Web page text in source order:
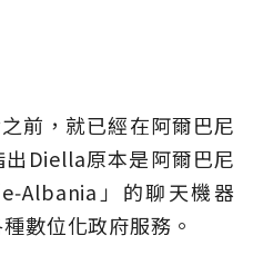
前，就已經在阿爾巴尼
Diella原本是阿爾巴尼
」的聊天機器
數位化政府服務。